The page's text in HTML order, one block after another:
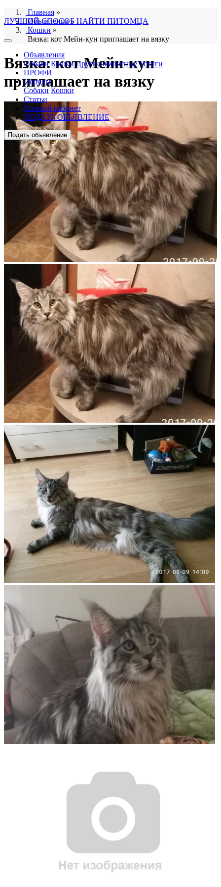
ЛУЧШИЙ СПОСОБ НАЙТИ ПИТОМЦА
Объявления
Собаки Кошки Другие животные Услуги
ПРОФИ
Породы
Собаки Кошки
Статьи
Личный кабинет
ПОДАТЬ ОБЪЯВЛЕНИЕ
Подать объявление
Главная »
Объявления»
Кошки »
Вязка: кот Мейн-кун приглашает на вязку
Вязка: кот Мейн-кун
приглашает на вязку